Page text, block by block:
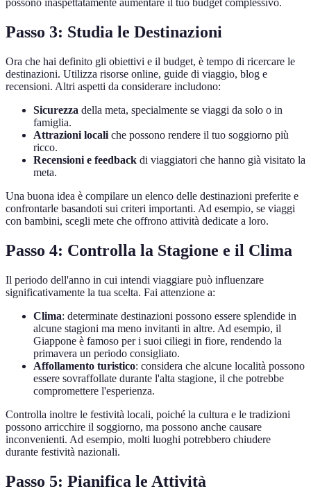
possono inaspettatamente aumentare il tuo budget complessivo.
Passo 3: Studia le Destinazioni
Ora che hai definito gli obiettivi e il budget, è tempo di ricercare le
destinazioni. Utilizza risorse online, guide di viaggio, blog e
recensioni. Altri aspetti da considerare includono:
Sicurezza della meta, specialmente se viaggi da solo o in
famiglia.
Attrazioni locali che possono rendere il tuo soggiorno più
ricco.
Recensioni e feedback di viaggiatori che hanno già visitato la
meta.
Una buona idea è compilare un elenco delle destinazioni preferite e
confrontarle basandoti sui criteri importanti. Ad esempio, se viaggi
con bambini, scegli mete che offrono attività dedicate a loro.
Passo 4: Controlla la Stagione e il Clima
Il periodo dell'anno in cui intendi viaggiare può influenzare
significativamente la tua scelta. Fai attenzione a:
Clima: determinate destinazioni possono essere splendide in
alcune stagioni ma meno invitanti in altre. Ad esempio, il
Giappone è famoso per i suoi ciliegi in fiore, rendendo la
primavera un periodo consigliato.
Affollamento turistico: considera che alcune località possono
essere sovraffollate durante l'alta stagione, il che potrebbe
compromettere l'esperienza.
Controlla inoltre le festività locali, poiché la cultura e le tradizioni
possono arricchire il soggiorno, ma possono anche causare
inconvenienti. Ad esempio, molti luoghi potrebbero chiudere
durante festività nazionali.
Passo 5: Pianifica le Attività